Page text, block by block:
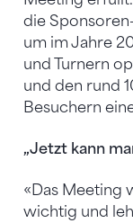
die
um im Jahre
und Turnern
und den rund
Besuchern
„Jetzt kann
«Das Meeting
wichtig und